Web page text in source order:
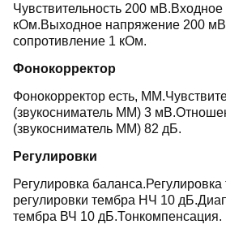
Чувствительность 200
кОм.Выходное напряжение 200
сопротивление 1 кОм.
Фонокорректор
Фонокорректор есть,
(звукосниматель MM) 3
(звукосниматель MM) 82 дБ.
Регулировки
Регулировка
регулировки тембра НЧ 10
тембра ВЧ 10 дБ.Тонкомпенсация.